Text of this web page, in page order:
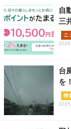
自
三
ニ
台
を！
特